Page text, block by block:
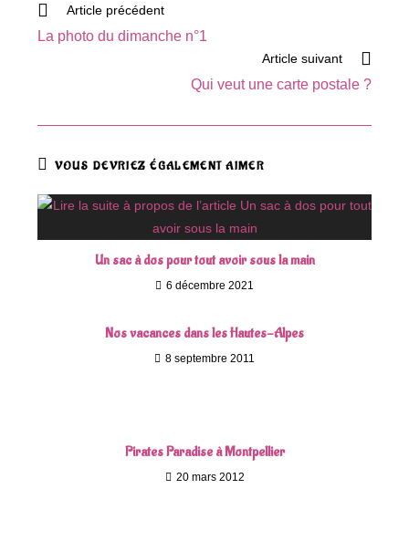
Read
articles
Article précédent
La photo du dimanche n°1
Article suivant
Qui veut une carte postale ?
VOUS DEVRIEZ ÉGALEMENT AIMER
Un sac à dos pour tout avoir sous la main
6 décembre 2021
Nos vacances dans les Hautes-Alpes
8 septembre 2011
Pirates Paradise à Montpellier
20 mars 2012